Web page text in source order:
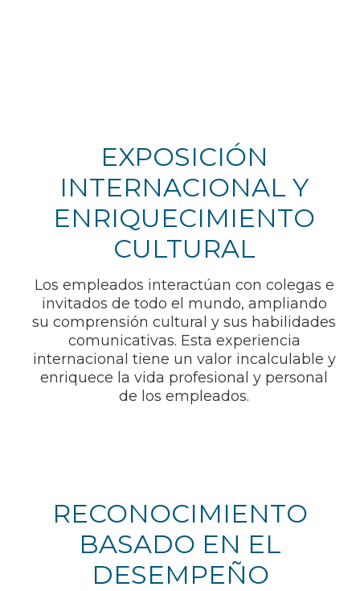
EXPOSICIÓN
INTERNACIONAL Y
ENRIQUECIMIENTO
CULTURAL
Los empleados interactúan con colegas e
invitados de todo el mundo, ampliando
su comprensión cultural y sus habilidades
comunicativas. Esta experiencia
internacional tiene un valor incalculable y
enriquece la vida profesional y personal
de los empleados.
RECONOCIMIENTO
BASADO EN EL
DESEMPEÑO